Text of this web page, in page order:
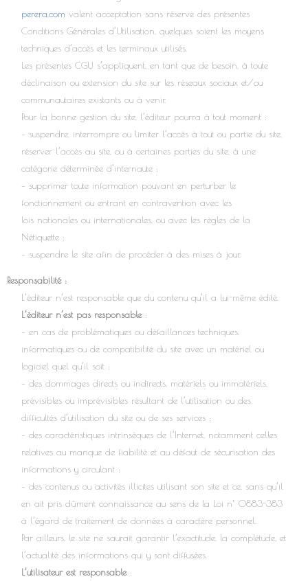
perera.com valent acceptation sans réserve des présentes
Conditions Générales d’Utilisation, quelques soient les moyens
techniques d’accès et les terminaux utilisés.
Les présentes CGU s’appliquent, en tant que de besoin, à toute
déclinaison ou extension du site sur les réseaux sociaux et/ou
communautaires existants ou à venir.
Pour la bonne gestion du site, l’éditeur pourra à tout moment :
– suspendre, interrompre ou limiter l’accès à tout ou partie du site,
réserver l’accès au site, ou à certaines parties du site, à une
catégorie déterminée d’internaute ;
– supprimer toute information pouvant en perturber le
fonctionnement ou entrant en contravention avec les
lois nationales ou internationales, ou avec les règles de la
Nétiquette ;
– suspendre le site afin de procéder à des mises à jour.
Responsabilité :
L’éditeur n’est responsable que du contenu qu’il a lui-même édité.
L’éditeur n’est pas responsable:
– en cas de problématiques ou défaillances techniques,
informatiques ou de compatibilité du site avec un matériel ou
logiciel quel qu’il soit ;
– des dommages directs ou indirects, matériels ou immatériels,
prévisibles ou imprévisibles résultant de l’utilisation ou des
difficultés d’utilisation du site ou de ses services ;
– des caractéristiques intrinsèques de l’Internet, notamment celles
relatives au manque de fiabilité et au défaut de sécurisation des
informations y circulant ;
– des contenus ou activités illicites utilisant son site et ce, sans qu’il
en ait pris dûment connaissance au sens de la Loi n° 0883-383
à l’égard de traitement de données à caractère personnel.
Par ailleurs, le site ne saurait garantir l’exactitude, la complétude, et
l’actualité des informations qui y sont diffusées.
L’utilisateur est responsable: